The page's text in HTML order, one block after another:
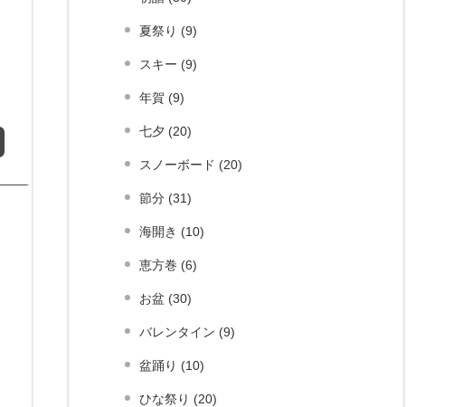
夏祭り (9)
スキー (9)
年賀 (9)
七夕 (20)
スノーボード (20)
節分 (31)
海開き (10)
恵方巻 (6)
お盆 (30)
バレンタイン (9)
盆踊り (10)
ひな祭り (20)